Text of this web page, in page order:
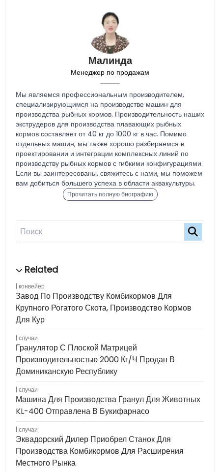
Малинда
Менеджер по продажам
Мы являемся профессиональным производителем,
специализирующимся на производстве машин для
производства рыбных кормов. Производительность наших
экструдеров для производства плавающих рыбных
кормов составляет от 40 кг до 1000 кг в час. Помимо
отдельных машин, мы также хорошо разбираемся в
проектировании и интеграции комплексных линий по
производству рыбных кормов с гибкими конфигурациями.
Если вы заинтересованы, свяжитесь с нами, мы поможем
вам добиться большего успеха в области аквакультуры.
Прочитать полную биографию
конвейер
Завод По Производству Комбикормов Для
Крупного Рогатого Скота, Производство Кормов
Для Кур
случаи
Гранулятор С Плоской Матрицей
Производительностью 2000 Кг/ч Продан В
Доминиканскую Республику
случаи
Машина Для Производства Гранул Для Животных
KL-400 Отправлена ​​в Букифарнасо
случаи
Эквадорский Дилер Приобрел Станок Для
Производства Комбикормов Для Расширения
Местного Рынка